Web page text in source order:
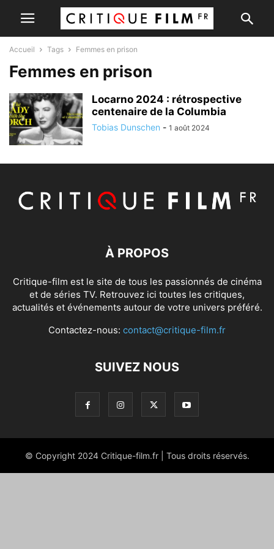
Accueil Tags Femmes en prison
Femmes en prison
Locarno 2024 : rétrospective
centenaire de la Columbia
Tobias Dunschen - 1 août 2024
À PROPOS
Critique-film est le site de tous les passionnés de cinéma
et de séries TV. Retrouvez ici toutes les critiques,
actualités et événements autour de votre univers préféré.
Contactez-nous: contact@critique-film.fr
SUIVEZ NOUS
© Copyright 2024 Critique-film.fr | Tous droits réservés.